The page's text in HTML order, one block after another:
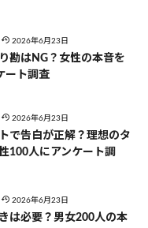
2026年6月23日
勘はNG？女性の本音を
ート調査
2026年6月23日
で告白が正解？理想のタ
100人にアンケート調
2026年6月23日
は必要？男女200人の本